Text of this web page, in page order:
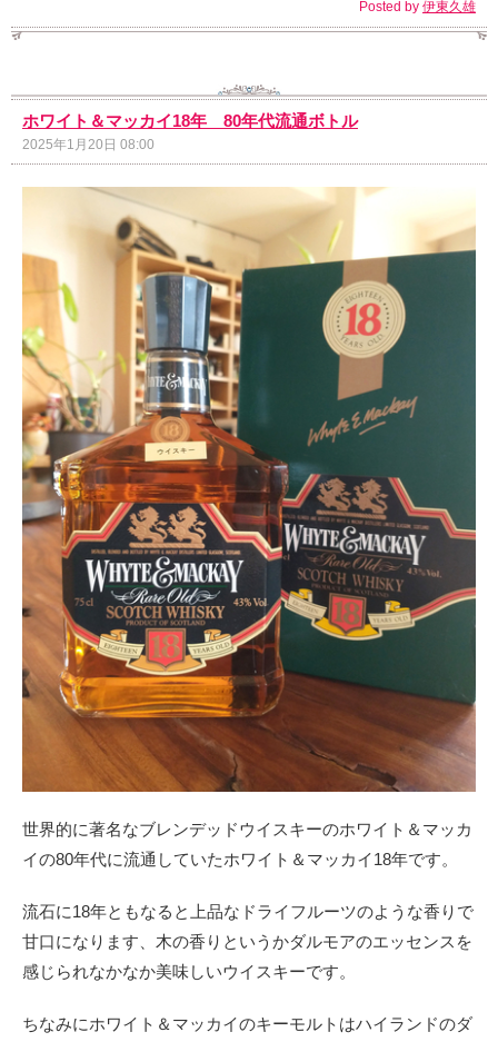
Posted by 伊東久雄
ホワイト＆マッカイ18年 80年代流通ボトル
2025年1月20日 08:00
世界的に著名なブレンデッドウイスキーのホワイト＆マッカ
イの80年代に流通していたホワイト＆マッカイ18年です。
流石に18年ともなると上品なドライフルーツのような香りで
甘口になります、木の香りというかダルモアのエッセンスを
感じられなかなか美味しいウイスキーです。
ちなみにホワイト＆マッカイのキーモルトはハイランドのダ